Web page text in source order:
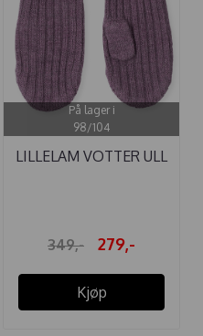
På lager i
98/104
LILLELAM VOTTER ULL
349,- 279,-
Kjøp